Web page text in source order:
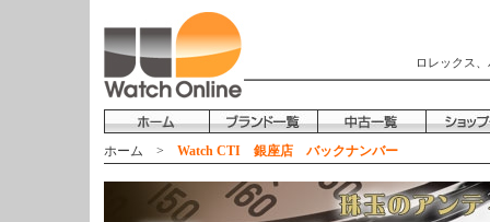
ロレックス
ホーム > Watch CTI 銀座店 バックナンバー